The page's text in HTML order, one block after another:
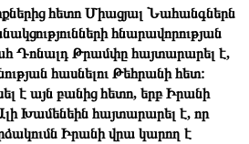
հետո Միացյալ Նահանգներն
հնարավորության
Դոնալդ Թրամփը հայտարարել է,
հասնելու Թեհրանի հետ։
է այն բանից հետո, երբ Իրանի
Խամենեին հայտարարել է, որ
Իրանի վրա կարող է